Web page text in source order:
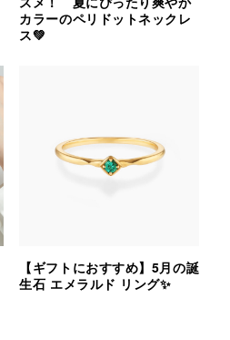
カラーのペリドットネックレ
ス💚
【ギフトにおすすめ】5月の誕
生石 エメラルド リング✨